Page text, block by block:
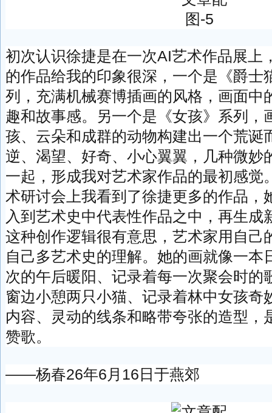
初次认识徐捷是在一次AI艺术作品展上
的作品给我的印象很深，一个是《爵士
列，充满机械赛博插画的风格，画面中
趣和故事感。另一个是《女孩》系列，
孩、云朵和成群的动物构建出一个荒诞
逆、渴望、好奇、小心翼翼，几种微妙
一起，形成我对艺术家作品的最初感觉
术研讨会上我看到了徐捷更多的作品，
入到艺术史中代表性作品之中，再生成
这种创作逻辑很有意思，艺术家用自己
自己多艺术史的理解。她的画就像一本
次的午后暖阳、记录着每一次聚会时的
窗边小憩两只小猫、记录着林中女孩奇
内容、灵动的线条和略带夸张的造型，
赞歌。
——杨春26年6月16日于燕郊